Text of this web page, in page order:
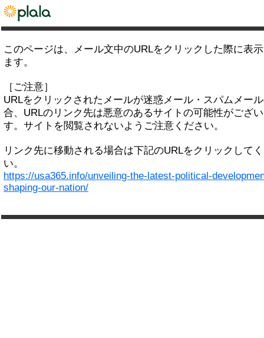
このページは、メール文中のURLをクリックした際に表
ます。
［ご注意］
URLをクリックされたメールが迷惑メール・スパムメー
合、URLのリンク先は悪意のあるサイトの可能性がござ
す。サイトを閲覧されないようご注意ください。
リンク先に移動される場合は下記のURLをクリックして
い。
https://usa365.info/unveiling-the-latest-political-
shaping-our-nation/